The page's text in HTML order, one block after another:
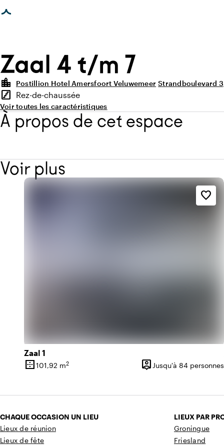
chargée
Zaal 4 t/m 7
location_city
Postillion Hotel Amersfoort Veluwemeer Strandboulevard
Points forts
stairs
Étage
Rez-de-chaussée
Voir toutes les caractéristiques
À propos de cet espace
Voir plus
Zaal 1
border_outer
Superficie
101,92 m2 person_pin
Capacité
Jusqu'à 84 personnes
favorite_border
CHAQUE OCCASION UN LIEU
Lieux de réunion
Lieux de fête
LIEUX PAR
Groningue
Friesland